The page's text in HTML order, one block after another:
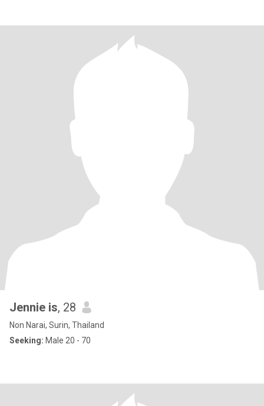
Jennie is, 28
Non Narai, Surin, Thailand
Seeking: Male 20 - 70